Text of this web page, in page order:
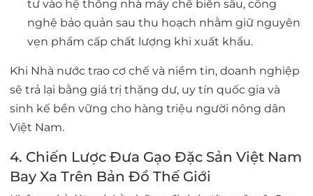
tư vào hệ thống nhà máy chế biến sâu, công
nghệ bảo quản sau thu hoạch nhằm giữ nguyên
vẹn phẩm cấp chất lượng khi xuất khẩu.
Khi Nhà nước trao cơ chế và niềm tin, doanh nghiệp
sẽ trả lại bằng giá trị thặng dư, uy tín quốc gia và
sinh kế bền vững cho hàng triệu người nông dân
Việt Nam.
4. Chiến Lược Đưa Gạo Đặc Sản Việt Nam
Bay Xa Trên Bản Đồ Thế Giới